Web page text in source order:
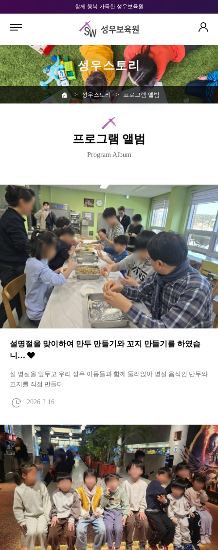
함께 행복 가득한 성우보육원
성우스토리
> 성우스토리 > 프로그램 앨범
프로그램 앨범
Program Album
설명절을 맞이하여 만두 만들기와 꼬지 만들기를 하였습
니…
설 명절을 앞두고 우리 성우 아동들과 함께 둘러앉아 명절 음식인 만두와
꼬지를 직접 만들며…
2026.2.16